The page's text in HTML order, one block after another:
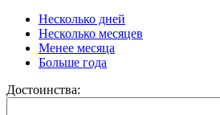
Несколько дней
Несколько месяцев
Менее месяца
Больше года
Достоинства: